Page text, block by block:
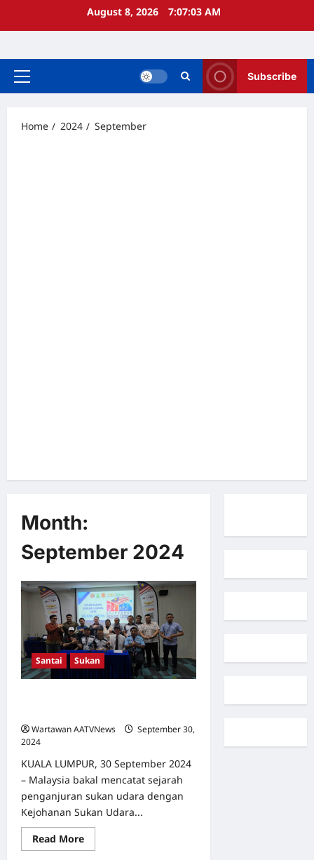
August 8, 2026 7:07:03 AM
Primary
Subscribe
Home 2024 September
Month:
September 2024
Santai Sukan
Wartawan AATVNews
September 30,
2024
KUALA LUMPUR, 30 September 2024
– Malaysia bakal mencatat sejarah
penganjuran sukan udara dengan
Kejohanan Sukan Udara...
Read MoreRead
more